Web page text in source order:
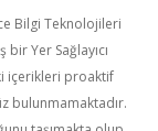
Bilgi Teknolojileri
Yer Sağlayıcı
içerikleri proaktif
bulunmamaktadır.